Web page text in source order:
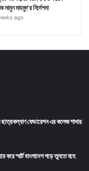
মাহমুদ’র নির্দেশনা
ago
ছাত্রকল্যাণ ফেডারেশন এর কলেজ শাখার
করে স্মার্ট বাংলাদেশ গড়ে তুলতে হবে: